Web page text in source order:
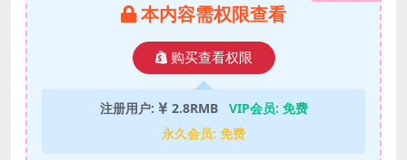
本内容需权限查看
购买查看权限
注册用户: 2.8RMB VIP会员: 免费
永久会员: 免费